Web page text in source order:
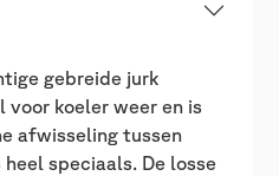
gebreide jurk
voor koeler weer en is
afwisseling tussen
speciaals. De losse